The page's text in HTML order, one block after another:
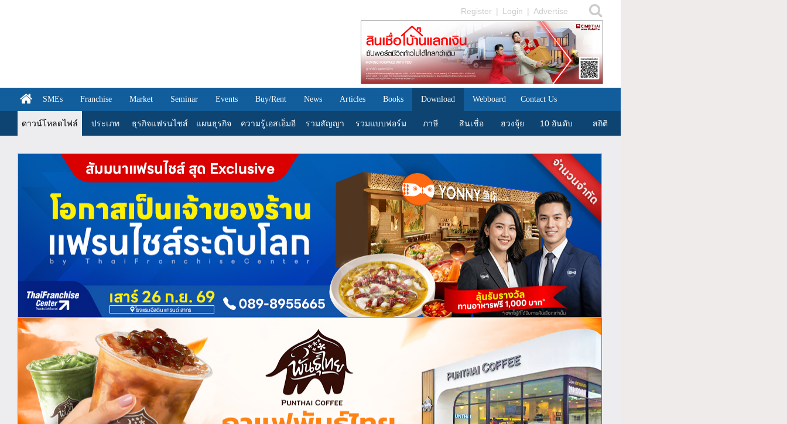
Register | Login | Advertise
SMEs Franchise Market Seminar Events Buy/Rent News Articles Books Download Webboard Contact Us
ดาวน์โหลดไฟล์ ประเภท ธุรกิจแฟรนไชส์ แผนธุรกิจ ความรู้เอสเอ็มอี รวมสัญญา รวมแบบฟอร์ม ภาษี สินเชื่อ ฮวงจุ้ย 10 อันดับ สถิติ